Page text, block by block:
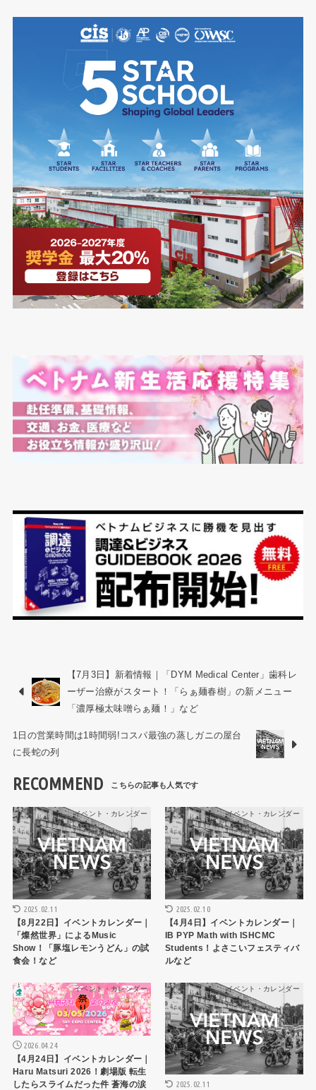
【7月3日】新着情報｜「DYM Medical Center」歯科レ
ーザー治療がスタート！「らぁ麺春樹」の新メニュー
「濃厚極太味噌らぁ麺！」など
1日の営業時間は1時間弱!コスパ最強の蒸しガニの屋台
に長蛇の列
RECOMMEND
イベント・カレンダー
2025.02.11
【8月22日】イベントカレンダー｜
「燦然世界」によるMusic
Show！「豚塩レモンうどん」の試
食会！など
イベント・カレンダー
2025.02.10
【4月4日】イベントカレンダー｜
IB PYP Math with ISHCMC
Students！よさこいフェスティバ
ルなど
イベント・カレンダー
2026.04.24
【4月24日】イベントカレンダー｜
Haru Matsuri 2026！劇場版 転生
したらスライムだった件 蒼海の涙
イベント・カレンダー
2025.02.11